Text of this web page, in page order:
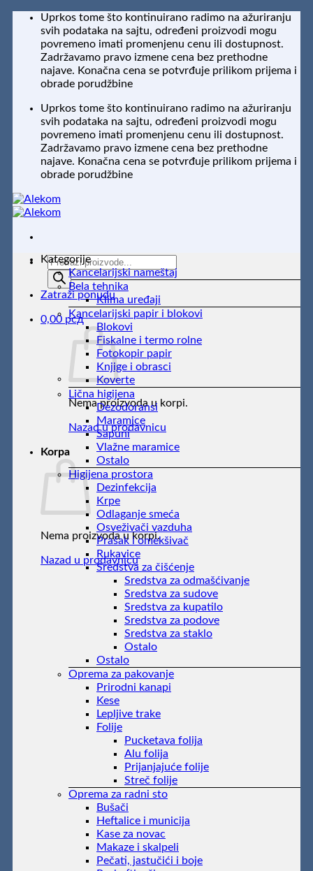
Preskoči
sadržaj
Uprkos tome što kontinuirano radimo na ažuriranju
svih podataka na sajtu, određeni proizvodi mogu
povremeno imati promenjenu cenu ili dostupnost.
Zadržavamo pravo izmene cena bez prethodne
najave. Konačna cena se potvrđuje prilikom prijema i
obrade porudžbine
Uprkos tome što kontinuirano radimo na ažuriranju
svih podataka na sajtu, određeni proizvodi mogu
povremeno imati promenjenu cenu ili dostupnost.
Zadržavamo pravo izmene cena bez prethodne
najave. Konačna cena se potvrđuje prilikom prijema i
obrade porudžbine
Products
search
Zatraži ponudu
0,00 рсд
Nema proizvoda u korpi.
Nazad u prodavnicu
Korpa
Nema proizvoda u korpi.
Nazad u prodavnicu
Kategorije
Kancelarijski nameštaj
Bela tehnika
Klima uređaji
Kancelarijski papir i blokovi
Blokovi
Fiskalne i termo rolne
Fotokopir papir
Knjige i obrasci
Koverte
Lična higijena
Dezodoransi
Maramice
Sapuni
Vlažne maramice
Ostalo
Higijena prostora
Dezinfekcija
Krpe
Odlaganje smeća
Osveživači vazduha
Prašak i omekšivač
Rukavice
Sredstva za čišćenje
Sredstva za odmašćivanje
Sredstva za sudove
Sredstva za kupatilo
Sredstva za podove
Sredstva za staklo
Ostalo
Ostalo
Oprema za pakovanje
Prirodni kanapi
Kese
Lepljive trake
Folije
Pucketava folija
Alu folija
Prijanjajuće folije
Streč folije
Oprema za radni sto
Bušači
Heftalice i municija
Kase za novac
Makaze i skalpeli
Pečati, jastučići i boje